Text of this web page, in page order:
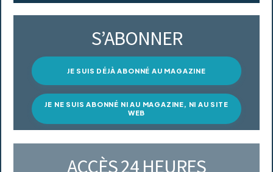
S’ABONNER
JE SUIS DÉJÀ ABONNÉ AU MAGAZINE
JE NE SUIS ABONNÉ NI AU MAGAZINE, NI AU SITE
WEB
ACCÈS 24 HEURES